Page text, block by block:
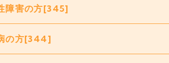
障害の方[345]
の方[344]